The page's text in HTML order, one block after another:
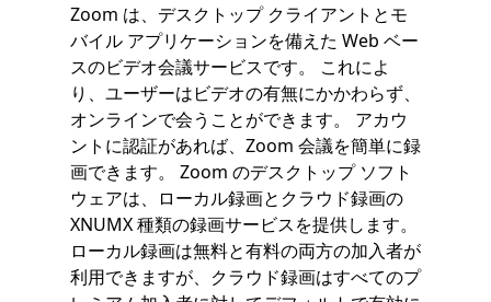
Zoom は、デスクトップ クライアントとモ
バイル アプリケーションを備えた Web ベー
スのビデオ会議サービスです。 これによ
り、ユーザーはビデオの有無にかかわらず、
オンラインで会うことができます。 アカウ
ントに認証があれば、Zoom 会議を簡単に録
画できます。 Zoom のデスクトップ ソフト
ウェアは、ローカル録画とクラウド録画の
XNUMX 種類の録画サービスを提供します。
ローカル録画は無料と有料の両方の加入者が
利用できますが、クラウド録画はすべてのプ